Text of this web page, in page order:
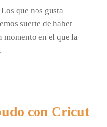
que nos gusta
suerte de haber
momento en el que la
con Cricut